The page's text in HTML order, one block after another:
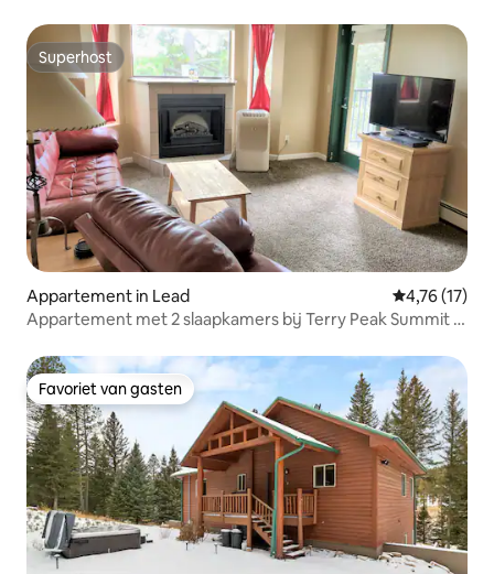
Superhost
Superhost
Appartement in Lead Gemiddelde
4,76 (17)
Appartement met 2 slaapkamers bij Terry Peak Summit in
Favoriet van gasten
Favoriet van gasten